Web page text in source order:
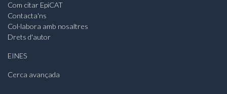
Com citar EpiCAT
Contacta'ns
Col·labora amb nosaltres
Drets d'autor
EINES
Cerca avançada